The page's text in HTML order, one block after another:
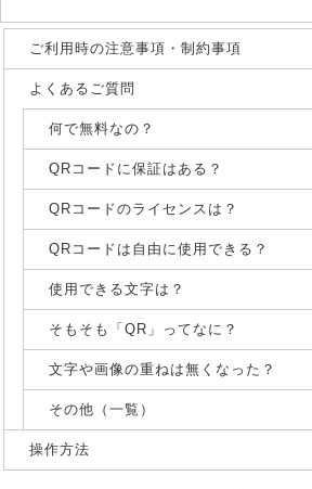
ご利用時の注意事項・制約事項
よくあるご質問
何で無料なの？
QRコードに保証はある？
QRコードのライセンスは？
QRコードは自由に使用できる？
使用できる文字は？
そもそも「QR」ってなに？
文字や画像の重ねは無くなった？
その他（一覧）
操作方法